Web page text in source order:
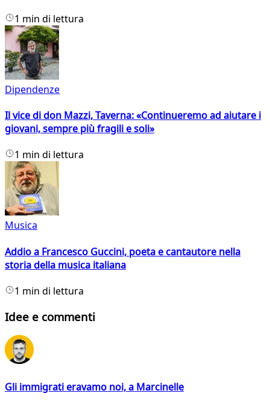
1 min di lettura
Dipendenze
Il vice di don Mazzi, Taverna: «Continueremo ad aiutare i
giovani, sempre più fragili e soli»
1 min di lettura
Musica
Addio a Francesco Guccini, poeta e cantautore nella
storia della musica italiana
1 min di lettura
Idee e commenti
Gli immigrati eravamo noi, a Marcinelle